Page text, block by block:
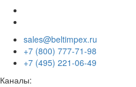
sales@beltimpex.ru
+7 (800) 777-71-98
+7 (495) 221-06-49
Каналы: